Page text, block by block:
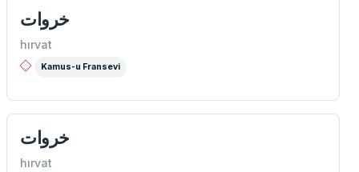
خروات
hırvat
Kamus-u Fransevi
خروات
hırvat